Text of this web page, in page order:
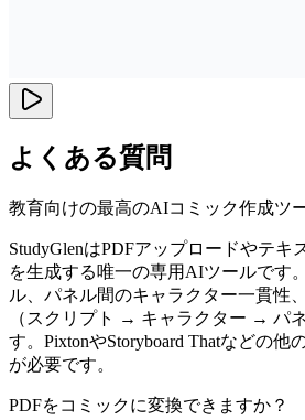
よくある質問
教育向けの最高のAIコミック作成ツ
StudyGlenはPDFアップロードやテキ
を生成する唯一の専用AIツールです
ル、パネル間のキャラクター一貫性
（スクリプト → キャラクター → パ
す。PixtonやStoryboard Thatなどの他
が必要です。
PDFをコミックに変換できますか？